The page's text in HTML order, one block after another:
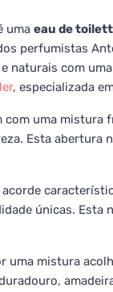
uma eau de
perfumistas
naturais com
, especializada
com uma mistura
Esta abertura
acorde
únicas.
uma mistura